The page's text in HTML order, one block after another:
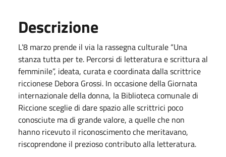
Descrizione
L’8 marzo prende il via la rassegna culturale “Una
stanza tutta per te. Percorsi di letteratura e scrittura al
femminile”, ideata, curata e coordinata dalla scrittrice
riccionese Debora Grossi. In occasione della Giornata
internazionale della donna, la Biblioteca comunale di
Riccione sceglie di dare spazio alle scrittrici poco
conosciute ma di grande valore, a quelle che non
hanno ricevuto il riconoscimento che meritavano,
riscoprendone il prezioso contributo alla letteratura.